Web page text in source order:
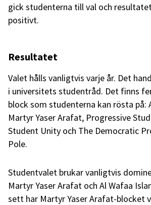
gick studenterna till val och
positivt.
Resultatet
Valet hålls vanligtvis varje år. Det
i universitets studentråd. Det finns
block som studenterna kan rösta på:
Martyr Yaser Arafat, Progressive
Student Unity och The Democratic
Pole.
Studentvalet brukar vanligtvis
Martyr Yaser Arafat och Al Wafaa
sett har Martyr Yaser Arafat-blocket